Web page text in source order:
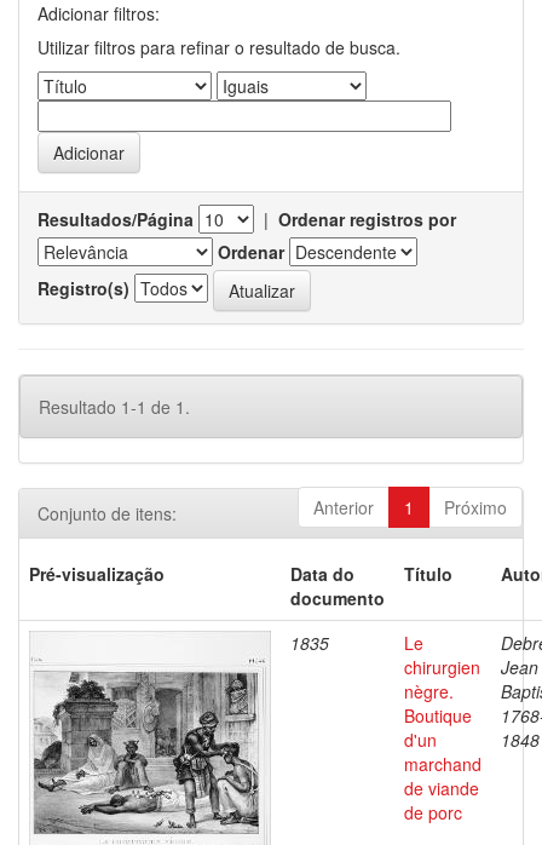
Adicionar filtros:
Utilizar filtros para refinar o resultado de busca.
Resultados/Página | Ordenar registros por
Ordenar
Registro(s)
Resultado 1-1 de 1.
Anterior 1 Próximo
Conjunto de itens:
Pré-visualização
Data do
documento
Título
1835
Le
chirurgien
nègre.
Boutique
d'un
marchand
de viande
de porc
Jean
1848